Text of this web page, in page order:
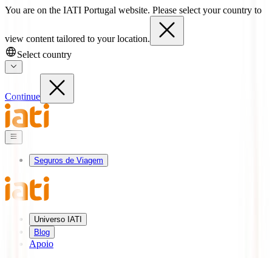
You are on the IATI Portugal website. Please select your country to
view content tailored to your location.
Select country
Continue
Seguros de Viagem
Universo IATI
Blog
Apoio